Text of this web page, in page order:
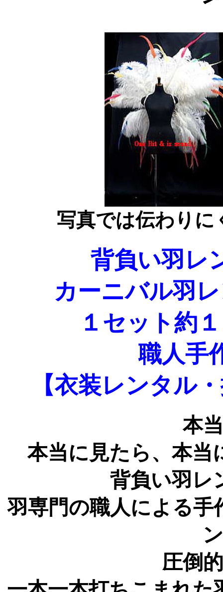
写真では伝わりに
背負い羽レ
カーニバル羽
１セット約
職人手
【衣装レンタル
本
本当に見たら、本当
背負い羽レ
羽専門の職人による手
圧倒